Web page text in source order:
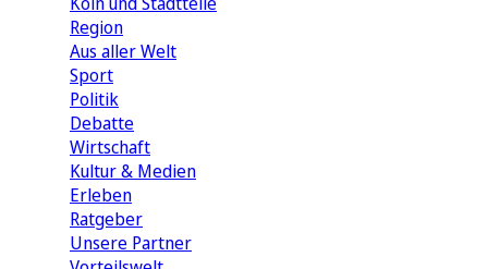
Region
Aus aller Welt
Sport
Politik
Debatte
Wirtschaft
Kultur & Medien
Erleben
Ratgeber
Unsere Partner